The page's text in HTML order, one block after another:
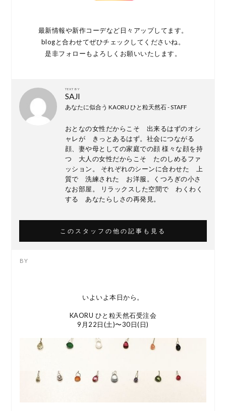
最新情報や新作コーデなど日々アップしてます。
blogと合わせてぜひチェックしてくださいね。
是非フォローもよろしくお願いいたします。
TEXT BY
SAJI
あなたに似合う KAORU ひと粒天然石 - STAFF
おとなの女性だからこそ 出来るはずのオシ
ャレが きっとあるはず。社会につながる
顔、妻や母としての家庭での顔 様々な顔を持
つ 大人の女性だからこそ たのしめるファ
ッション。 それぞれのシーンに合わせた 上
質で 洗練された お洋服。くつろぎの小さ
なお部屋。 リラックスした空間で わくわく
する あなたらしさの再発見。
このスタッフの他の記事も見る
いよいよ本日から。
KAORU ひと粒天然石受注会
9月22日(土)〜30日(日)